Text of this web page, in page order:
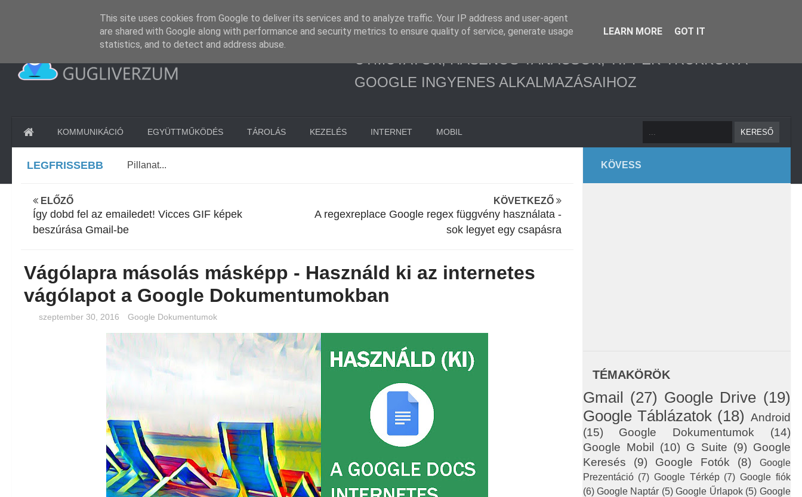
GUGLIVERZUM KAPCSOLAT
ÚTMUTATÓK, HASZNOS TANÁCSOK, TIPPEK-TRÜKKÖK A
GOOGLE INGYENES ALKALMAZÁSAIHOZ
KOMMUNIKÁCIÓ EGYÜTTMŰKÖDÉS TÁROLÁS KEZELÉS INTERNET MOBIL
LEGFRISSEBB Pillanat...
ELŐZŐ
Így dobd fel az emailedet! Vicces GIF képek
beszúrása Gmail-be
KÖVETKEZŐ
A regexreplace Google regex függvény használata -
sok legyet egy csapásra
Vágólapra másolás másképp - Használd ki az internetes
vágólapot a Google Dokumentumokban
szeptember 30, 2016 Google Dokumentumok
KÖVESS
TÉMAKÖRÖK
Gmail (27) Google Drive (19)
Google Táblázatok (18) Android
(15)
Google Dokumentumok
(14)
Google Mobil
(10) G Suite (9) Google
Keresés
(9) Google Fotók (8)
Google
Prezentáció (7) Google Térkép (7) Google fiók
(6) Google Naptár (5) Google Űrlapok (5) Google
This site uses cookies from Google to deliver its services and to analyze traffic. Your IP address and user-agent
are shared with Google along with performance and security metrics to ensure quality of service, generate usage
statistics, and to detect and address abuse.
LEARN MORE GOT IT